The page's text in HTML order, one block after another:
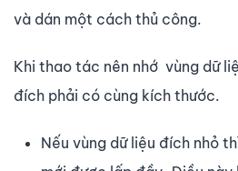
và dán một cách thủ công.
Khi thao tác nên nhớ vùng dữ
đích phải có cùng kích thước.
Nếu vùng dữ liệu đích nhỏ